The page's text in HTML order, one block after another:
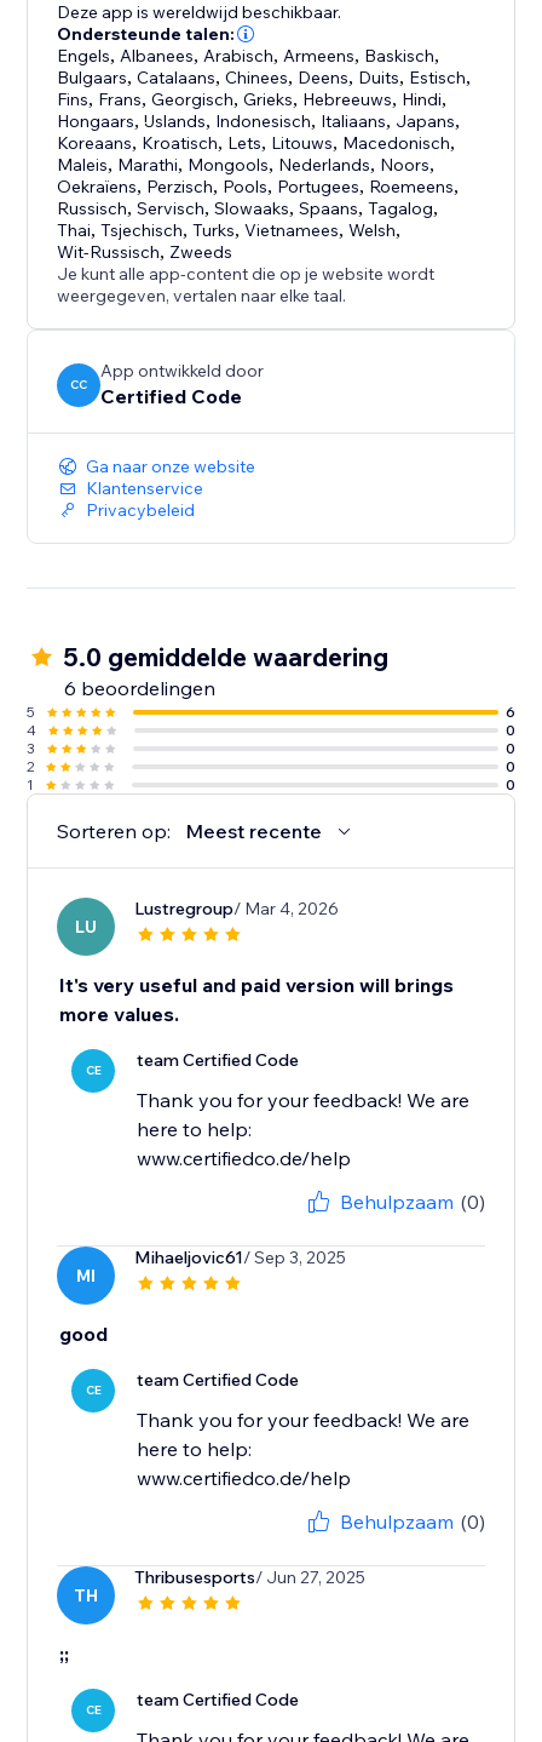
Deze app is wereldwijd beschikbaar.
Ondersteunde talen:
Engels, Albanees, Arabisch, Armeens, Baskisch,
Bulgaars,Catalaans,Chinees, Deens, Duits, Estisch,
Fins, Frans,Georgisch,Grieks, Hebreeuws, Hindi,
Hongaars,IJslands, Indonesisch, Italiaans, Japans,
Koreaans, Kroatisch, Lets, Litouws, Macedonisch,
Maleis, Marathi, Mongools, Nederlands, Noors,
Oekraïens, Perzisch, Pools, Portugees, Roemeens,
Russisch,Servisch,Slowaaks,Spaans,Tagalog,
Thai,Tsjechisch,Turks,Vietnamees,Welsh,
Wit-Russisch, Zweeds
Je kunt alle app-content die op je website wordt
weergegeven, vertalen naar elke taal.
CC
App ontwikkeld door
Certified Code
Ga naar onze website
Klantenservice
Privacybeleid
5.0 gemiddelde waardering
6 beoordelingen
5
6
4
0
3
0
2
0
1
0
Sorteren op: Meest recente
LU
Lustregroup/ Mar 4, 2026
It's very useful and paid version will brings
more values.
CE team Certified Code
Thank you for your feedback! We are
here to help:
www.certifiedco.de/help
Behulpzaam (0)
MI
Mihaeljovic61/ Sep 3, 2025
good
CE team Certified Code
Thank you for your feedback! We are
here to help:
www.certifiedco.de/help
Behulpzaam (0)
TH
Thribusesports/ Jun 27, 2025
;;
CE team Certified Code